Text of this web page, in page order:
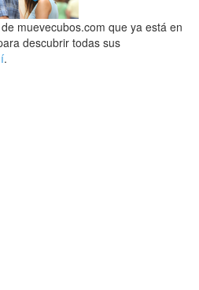
muevecubos.com que ya está en
descubrir todas sus
.